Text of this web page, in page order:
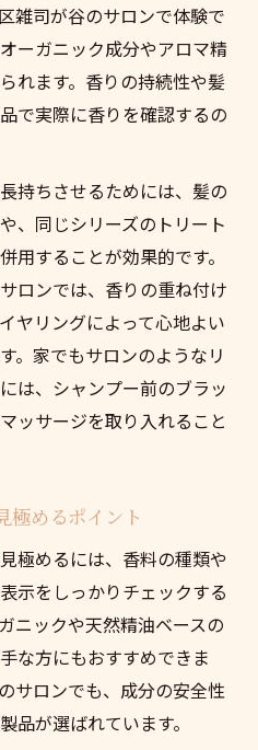
雑司が谷のサロンで体験で
ーガニック成分やアロマ精
れます。香りの持続性や髪
で実際に香りを確認するの
持ちさせるためには、髪の
、同じシリーズのトリート
用することが効果的です。
ロンでは、香りの重ね付け
ヤリングによって心地よい
。家でもサロンのようなリ
は、シャンプー前のブラッ
ッサージを取り入れること
極めるポイント
極めるには、香料の種類や
示をしっかりチェックする
ニックや天然精油ベースの
な方にもおすすめできま
サロンでも、成分の安全性
品が選ばれています。